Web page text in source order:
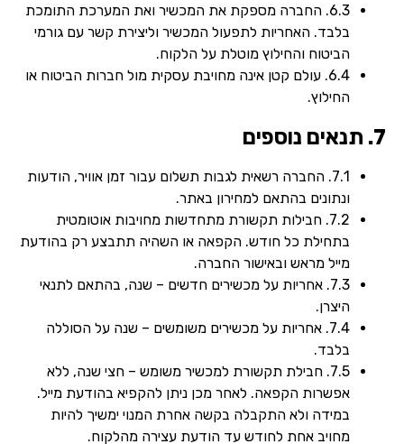
6.3. החברה מספקת את המכשיר ואת המערכת התומכת
בלבד. האחריות לתפעול המכשיר וליצירת קשר עם גורמי
הביטוח והחילוץ מוטלת על הלקוח.
6.4. עולם קטן אינה מחויבת עסקית מול חברות הביטוח או
החילוץ.
7. תנאים נוספים
7.1. החברה רשאית לגבות תשלום עבור זמן אוויר, הודעות
ונתונים בהתאם למחירון באתר.
7.2. חבילות תקשורת מתחדשות מחויבות אוטומטית
בתחילת כל חודש. הקפאה או השהיה תתבצע רק בהודעת
מייל מראש ובאישור החברה.
7.3. אחריות על מכשירים חדשים – שנה, בהתאם לתנאי
היצרן.
7.4. אחריות על מכשירים משומשים – שנה על הסוללה
בלבד.
7.5. חבילת תקשורת למכשיר משומש – חצי שנה, ללא
אפשרות הקפאה. לאחר מכן ניתן להקפיא בהודעת מייל.
במידה ולא התקבלה בקשה אחרת המנוי ימשיך להיות
מחויב אחת לחודש עד הודעת עצירה מהלקוח.